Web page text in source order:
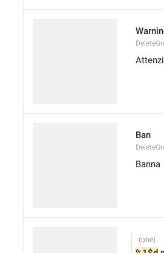
Ban
Banna